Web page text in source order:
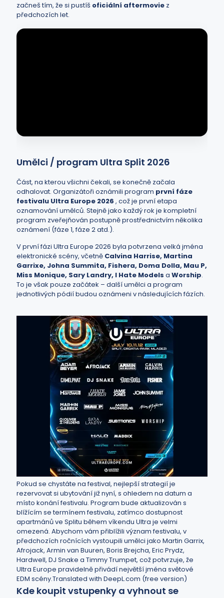
začneš tím, že si pustíš oficiální aftermovie z
předchozích let.
Umělci / program Ultra Split 2026
Část, na kterou všichni čekali, se konečně začala
odhalovat. Organizátoři oznámili program první fáze
festivalu Ultra Europe 2026 , což je první etapa
oznamování umělců. Stejně jako každý rok je kompletní
program zveřejňován postupně prostřednictvím několika
oznámení (fáze 1, fáze 2 atd.).
V první fázi Ultra Europe 2026 byla potvrzena velká jména
elektronické scény, včetně Calvina Harrise, Martina
Garrixe, Johna Summita, Fishera, Doma Dolla, Mau P,
Miss Monique, Sary Landry, I Hate Models a Worship.
To je však pouze začátek – další umělci a program
jednotlivých pódií budou oznámeni v následujících fázích.
Pokud se chystáte na festival, nejlepší strategií je
rezervovat si ubytování již nyní, s ohledem na datum a
místo konání festivalu. Program bude aktualizován s
blížícím se termínem festivalu, zatímco dostupnost
apartmánů ve Splitu během víkendu Ultra je velmi
omezená. Abychom vám přiblížili význam festivalu, v
předchozích ročnících vystoupili umělci jako Martin Garrix,
Afrojack, Armin van Buuren, Boris Brejcha, Eric Prydz,
Hardwell, DJ Snake a Timmy Trumpet, což potvrzuje, že
Ultra Europe pravidelně přivádí největší jména světové
EDM scény.Translated with DeepL.com (free version)
Kde koupit vstupenky a vyhnout se